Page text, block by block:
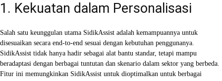
1. Kekuatan dalam Personalisasi
Salah satu keunggulan utama SidikAssist adalah kemampuannya untuk
disesuaikan secara end-to-end sesuai dengan kebutuhan penggunanya.
SidikAssist tidak hanya hadir sebagai alat bantu standar, tetapi mampu
beradaptasi dengan berbagai tuntutan dan skenario dalam sektor yang berbeda.
Fitur ini memungkinkan SidikAssist untuk dioptimalkan untuk berbagai